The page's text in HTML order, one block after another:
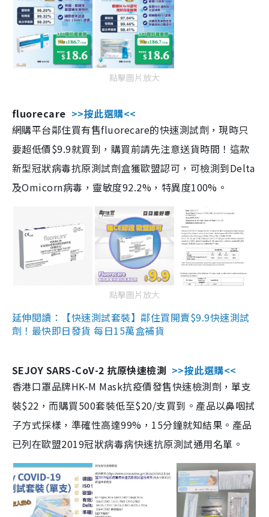
點擊圖片放大
fluorecare >>按此選購<<
網購平台鄰住買有售fluorecare的快速測試劑，現時只
要超低價$9.9就買到，購買前請先注意送貨時間！這款
新型冠狀病毒抗原測試劑盒獲歐盟認可，可檢測到Delta
及Omicorn病毒，靈敏度92.2%，特異度100%。
點擊圖片放大
延伸閱讀：【快速測試套裝】鄰住買開賣$9.9快速測試
劑！最快即日發貨 每日15萬盒補貨
SEJOY SARS-CoV-2 抗原快速檢測 >>按此選購<<
香港口罩品牌HK-M Mask抗疫價發售快速檢測劑，單支
裝$22，而購買500套裝低至$20/支買到。產品以鼻咽拭
子方式採樣，準確性高達99%，15分鐘就知結果。產品
已列在歐盟2019冠狀病毒病快速抗原測試通用名單。